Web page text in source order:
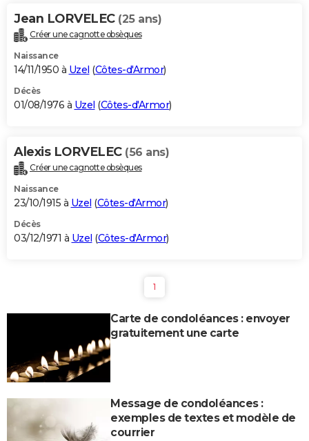
Jean LORVELEC (25 ans)
Créer une cagnotte obsèques
Naissance
14/11/1950 à Uzel (Côtes-d'Armor)
Décès
01/08/1976 à Uzel (Côtes-d'Armor)
Alexis LORVELEC (56 ans)
Créer une cagnotte obsèques
Naissance
23/10/1915 à Uzel (Côtes-d'Armor)
Décès
03/12/1971 à Uzel (Côtes-d'Armor)
1
Carte de condoléances : envoyer
gratuitement une carte
Message de condoléances :
exemples de textes et modèle de
courrier